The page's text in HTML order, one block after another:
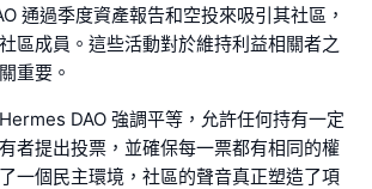
通過季度資產報告和空投來吸引其社區，
區成員。這些活動對於維持利益相關者之
重要。
DAO 強調平等，允許任何持有一定
者提出投票，並確保每一票都有相同的權
一個民主環境，社區的聲音真正塑造了項